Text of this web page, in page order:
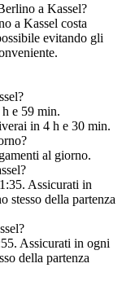
a Kassel?
a Kassel costa
evitando gli
e 59 min.
in 4 h e 30 min.
al giorno.
Assicurati in
stesso della partenza
Assicurati in ogni
della partenza